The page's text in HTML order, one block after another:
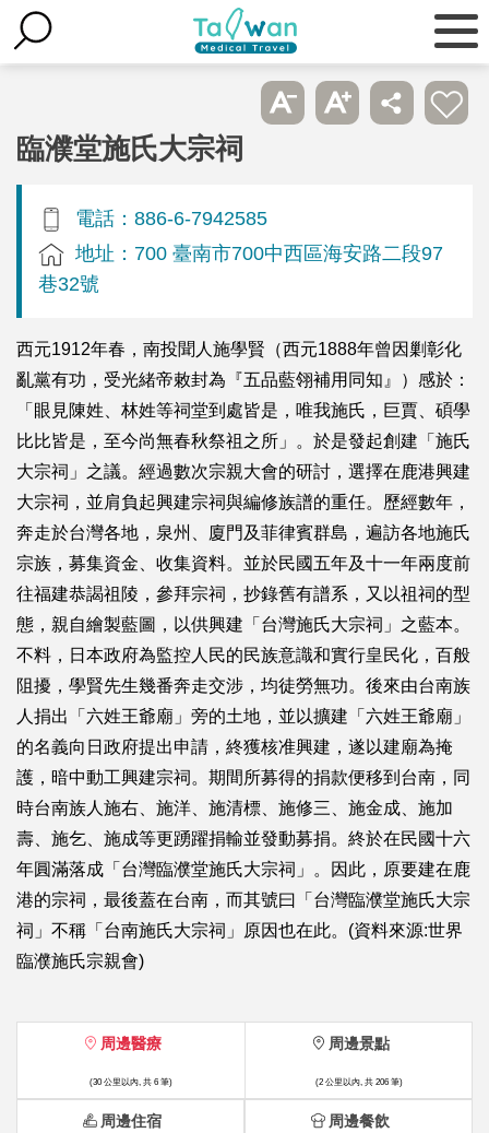
臨濮堂施氏大宗祠
電話：886-6-7942585
地址：700 臺南市700中西區海安路二段97
巷32號
西元1912年春，南投聞人施學賢（西元1888年曾因剿彰化
亂黨有功，受光緒帝敕封為『五品藍翎補用同知』）感於：
「眼見陳姓、林姓等祠堂到處皆是，唯我施氏，巨賈、碩學
比比皆是，至今尚無春秋祭祖之所」。於是發起創建「施氏
大宗祠」之議。經過數次宗親大會的研討，選擇在鹿港興建
大宗祠，並肩負起興建宗祠與編修族譜的重任。歷經數年，
奔走於台灣各地，泉州、廈門及菲律賓群島，遍訪各地施氏
宗族，募集資金、收集資料。並於民國五年及十一年兩度前
往福建恭謁祖陵，參拜宗祠，抄錄舊有譜系，又以祖祠的型
態，親自繪製藍圖，以供興建「台灣施氏大宗祠」之藍本。
不料，日本政府為監控人民的民族意識和實行皇民化，百般
阻擾，學賢先生幾番奔走交涉，均徒勞無功。後來由台南族
人捐出「六姓王爺廟」旁的土地，並以擴建「六姓王爺廟」
的名義向日政府提出申請，終獲核准興建，遂以建廟為掩
護，暗中動工興建宗祠。期間所募得的捐款便移到台南，同
時台南族人施右、施洋、施清標、施修三、施金成、施加
壽、施乞、施成等更踴躍捐輸並發動募捐。終於在民國十六
年圓滿落成「台灣臨濮堂施氏大宗祠」。因此，原要建在鹿
港的宗祠，最後蓋在台南，而其號曰「台灣臨濮堂施氏大宗
祠」不稱「台南施氏大宗祠」原因也在此。(資料來源:世界
臨濮施氏宗親會)
周邊醫療
(30 公里以內, 共 6 筆)
周邊景點
(2 公里以內, 共 206 筆)
周邊住宿 周邊餐飲